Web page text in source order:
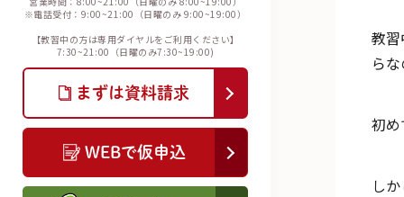
※電話受付：9:00~21:00（日曜のみ 9:00~19:00）
【教習中の方は専用ダイヤルをご利用ください】
7:30~21:00（日曜のみ7:30~19:00)
まずは資料請求
WEBで仮申込
教
ら
初
し